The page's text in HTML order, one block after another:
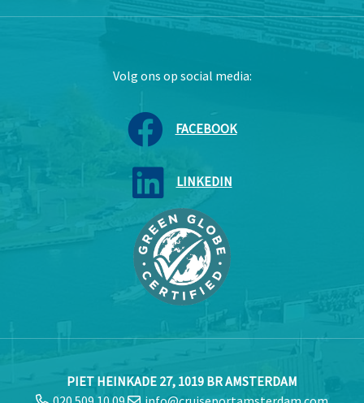
Volg ons op social media:
FACEBOOK
LINKEDIN
PIET HEINKADE 27, 1019 BR AMSTERDAM